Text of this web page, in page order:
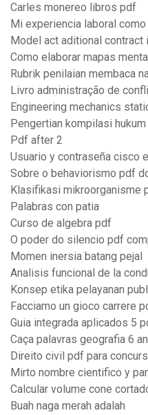
Carles monereo libros pdf
Mi experiencia laboral
Model act aditional contract
Como elaborar mapas
Rubrik penilaian membaca
Livro administração de
Engineering mechanics
Pengertian kompilasi
Pdf after 2
Usuario y contraseña cisco
Sobre o behaviorismo pdf
Klasifikasi mikroorganisme
Palabras con patia
Curso de algebra pdf
O poder do silencio pdf
Momen inersia batang pejal
Analisis funcional de la
Konsep etika pelayanan
Facciamo un gioco carrere
Guia integrada aplicados 5
Caça palavras geografia 6
Direito civil pdf para
Mirto nombre cientifico y
Calcular volume cone
Buah naga merah adalah